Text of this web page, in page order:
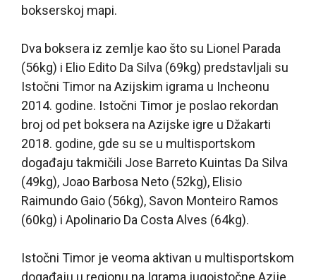
bokserskoj mapi.
Dva boksera iz zemlje kao što su Lionel Parada
(56kg) i Elio Edito Da Silva (69kg) predstavljali su
Istočni Timor na Azijskim igrama u Incheonu
2014. godine. Istočni Timor je poslao rekordan
broj od pet boksera na Azijske igre u Džakarti
2018. godine, gde su se u multisportskom
događaju takmičili Jose Barreto Kuintas Da Silva
(49kg), Joao Barbosa Neto (52kg), Elisio
Raimundo Gaio (56kg), Savon Monteiro Ramos
(60kg) i Apolinario Da Costa Alves (64kg).
Istočni Timor je veoma aktivan u multisportskom